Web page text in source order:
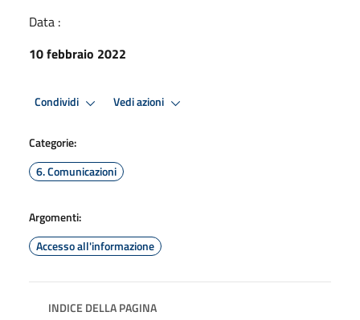
Data :
10 febbraio 2022
Condividi Vedi azioni
Categorie:
6. Comunicazioni
Argomenti:
Accesso all'informazione
INDICE DELLA PAGINA